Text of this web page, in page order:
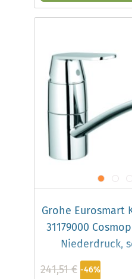
Grohe Eurosmart
31179000
Niederdruck,
241,51 € -46%